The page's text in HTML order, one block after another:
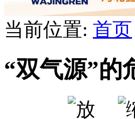
当前位置: 首页
“双气源”的